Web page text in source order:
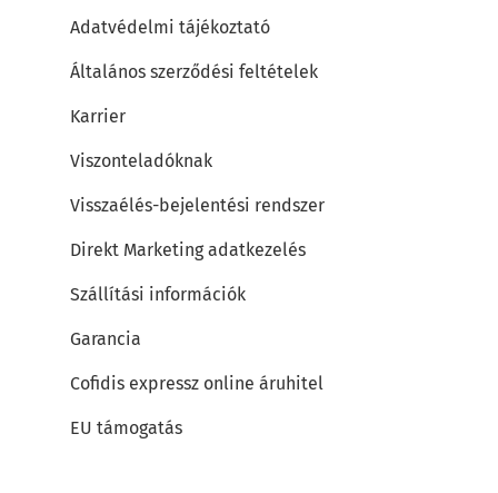
Adatvédelmi tájékoztató
Általános szerződési feltételek
Karrier
Viszonteladóknak
Visszaélés-bejelentési rendszer
Direkt Marketing adatkezelés
Szállítási információk
Garancia
Cofidis expressz online áruhitel
EU támogatás